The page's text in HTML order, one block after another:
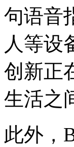
句语音
人等设
创新正
生活之
此外，